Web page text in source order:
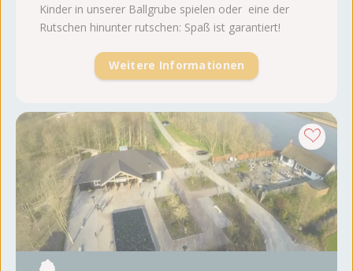
Kinder in unserer Ballgrube spielen oder eine der
Rutschen hinunter rutschen: Spaß ist garantiert!
Weitere Informationen